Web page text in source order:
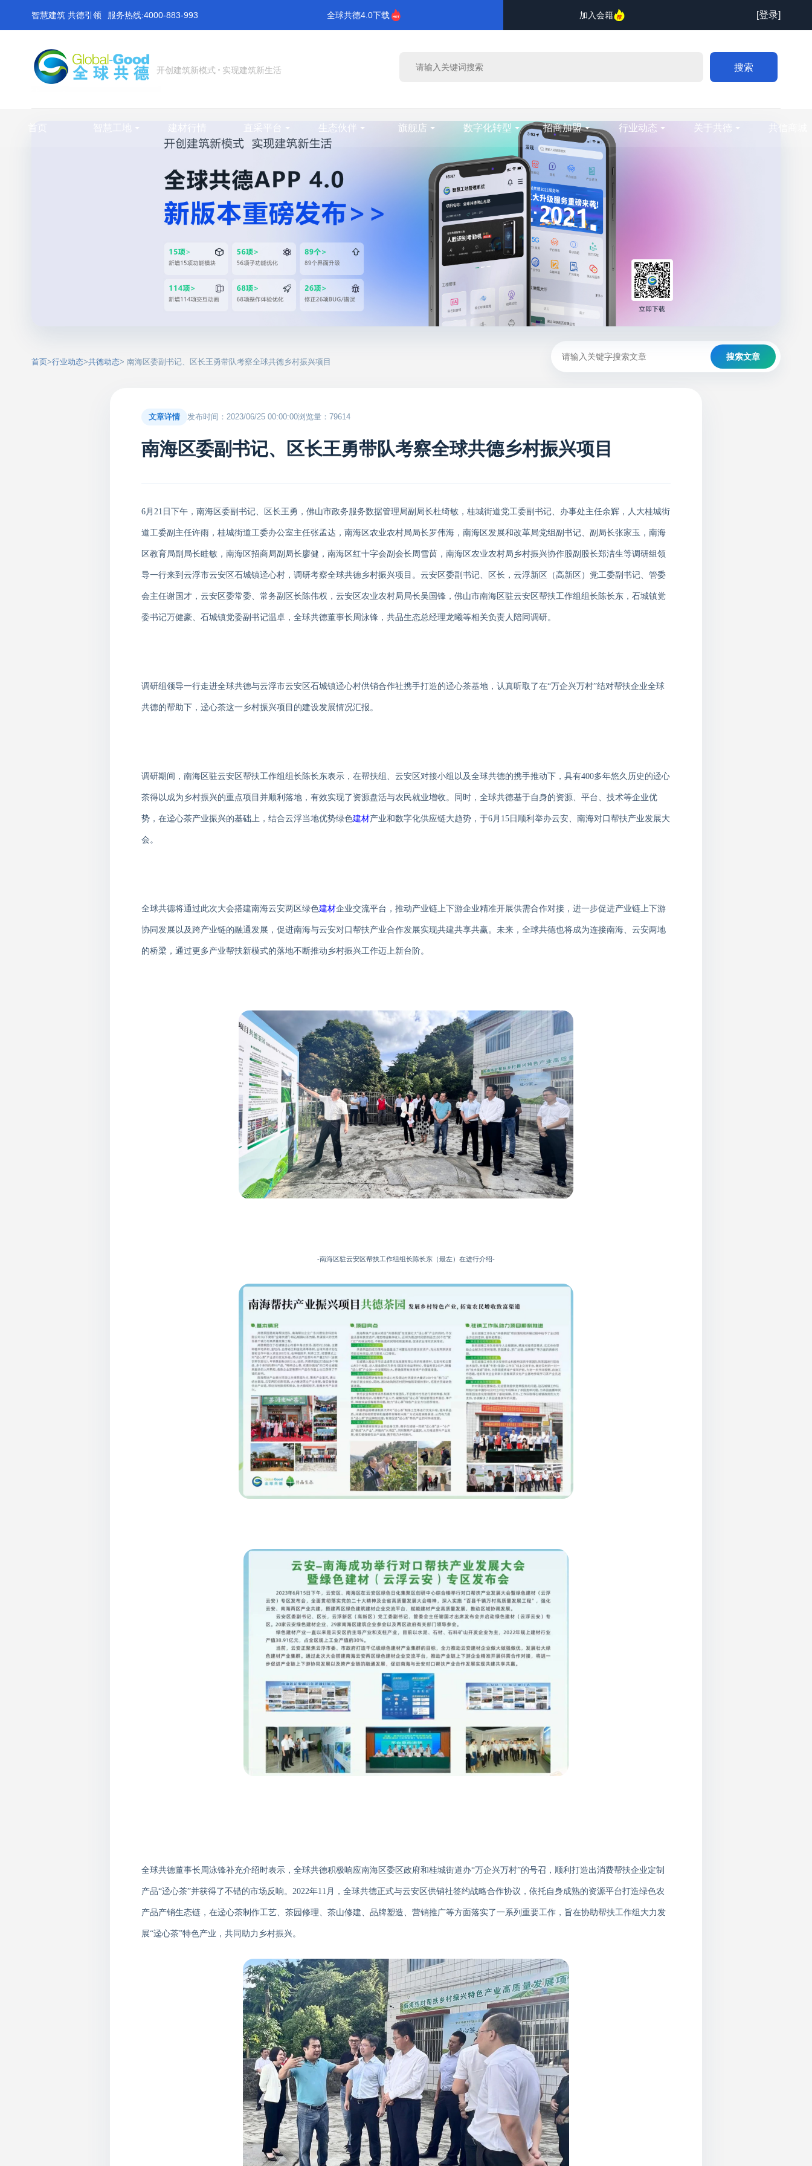
智慧建筑 共德引领 服务热线:4000-883-993 全球共德4.0下载 加入会籍 [登录]
开创建筑新模式 实现建筑新生活 搜索
首页 智慧工地 建材行情 直采平台 生态伙伴 旗舰店 数字化转型 招商加盟 行业动态 关于共德 共信商城
首页>行业动态>共德动态> 南海区委副书记、区长王勇带队考察全球共德乡村振兴项目
搜索文章
文章详情 发布时间：2023/06/25 00:00:00浏览量：79614
南海区委副书记、区长王勇带队考察全球共德乡村振兴项目
6月21日下午，南海区委副书记、区长王勇，佛山市政务服务数据管理局副局长杜绮敏，桂城街道党工委副书记、办事处主任余辉，人大桂城街
道工委副主任许雨，桂城街道工委办公室主任张孟达，南海区农业农村局局长罗伟海，南海区发展和改革局党组副书记、副局长张家玉，南海
区教育局副局长眭敏，南海区招商局副局长廖健，南海区红十字会副会长周雪茵，南海区农业农村局乡村振兴协作股副股长郑洁生等调研组领
导一行来到云浮市云安区石城镇迳心村，调研考察全球共德乡村振兴项目。云安区委副书记、区长，云浮新区（高新区）党工委副书记、管委
会主任谢国才，云安区委常委、常务副区长陈伟权，云安区农业农村局局长吴国锋，佛山市南海区驻云安区帮扶工作组组长陈长东，石城镇党
委书记万健豪、石城镇党委副书记温卓，全球共德董事长周泳锋，共品生态总经理龙曦等相关负责人陪同调研。
调研组领导一行走进全球共德与云浮市云安区石城镇迳心村供销合作社携手打造的迳心茶基地， 认真听取了在“万企兴万村”结对帮扶企业全球
共德的帮助下，迳心茶这一乡村振兴项目的建设发展情况汇报。
调研期间，南海区驻云安区帮扶工作组组长陈长东表示，在帮扶组、云安区对接小组以及全球共德的携手推动下，具有400多年悠久历史的迳心
茶得以成为乡村振兴的重点项目并顺利落地，有效实现了资源盘活与农民就业增收。同时，全球共德基于自身的资源、平台、技术等企业优
势，在迳心茶产业振兴的基础上，结合云浮当地优势绿色建材产业和数字化供应链大趋势，于6月15日顺利举办云安、南海对口帮扶产业发展大
会。
全球共德将通过此次大会搭建南海云安两区绿色建材企业交流平台，推动产业链上下游企业精准开展供需合作对接，进一步促进产业链上下游
协同发展以及跨产业链的融通发展，促进南海与云安对口帮扶产业合作发展实现共建共享共赢。未来，全球共德也将成为连接南海、云安两地
的桥梁，通过更多产业帮扶新模式的落地不断推动乡村振兴工作迈上新台阶。
-南海区驻云安区帮扶工作组组长陈长东（最左）在进行介绍-
全球共德董事长周泳锋补充介绍时表示 ， 全球共德积极响应南海区委区政府和桂城街道办“万企兴万村”的号召，顺利打造出消费帮扶企业定制
产品“迳心茶”并获得了不错的市场反响。 2022年11月 ， 全球共德正式与云安区供销社签约战略合作协议， 依托自身成熟的资源平台打造绿色农
产品产销生态链， 在迳心茶制作工艺、茶园修理、茶山修建、品牌塑造、营销推广等方面落实了一系列重要工作 ， 旨在协助帮扶工作组大力发
展“迳心茶”特色产业，共同助力乡村振兴。